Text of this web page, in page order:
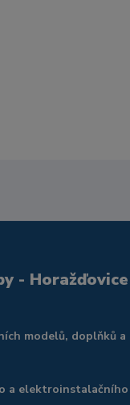
- Horažďovice
modelů, doplňků a
a elektroinstalačního